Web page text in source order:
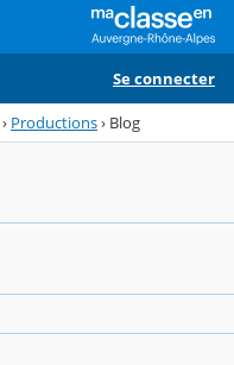
Se connecter
› Productions› Blog